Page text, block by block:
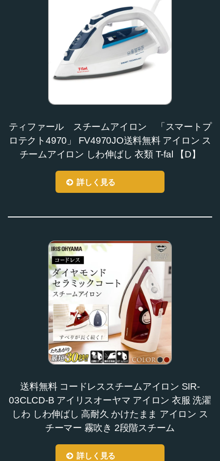
ティファール スチームアイロン 「スマートプ
ロテクト4970」 FV4970JO送料無料 アイロン ス
チームアイロン しわ伸ばし 衣類 T-fal 【D】
詳しく見る
送料無料 コードレススチームアイロン SIR-
03CLCD-B アイリスオーヤマ アイロン 衣服 洗濯
しわ しわ伸ばし 高耐久 かけたまま アイロン ス
チーマー 霧吹き 2段階スチーム
詳しく見る